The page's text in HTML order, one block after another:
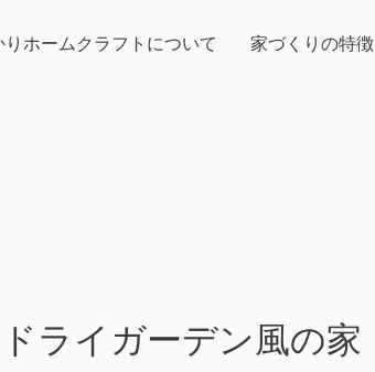
りホームクラフトについて 家づくりの特徴
ライガーデン風の家